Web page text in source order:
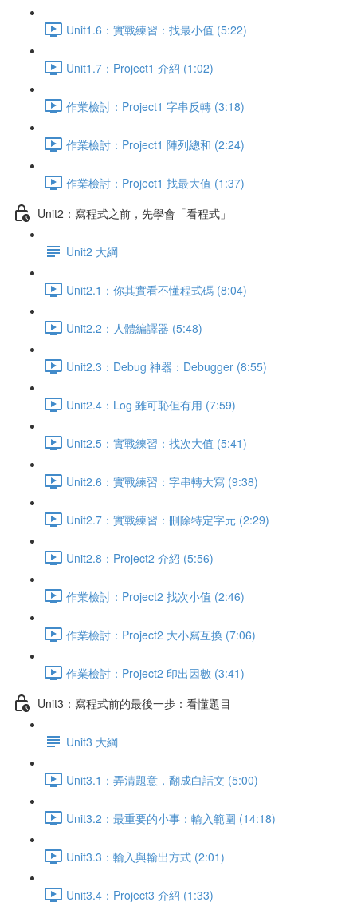
Unit1.6：實戰練習：找最小值 (5:22)
Unit1.7：Project1 介紹 (1:02)
作業檢討：Project1 字串反轉 (3:18)
作業檢討：Project1 陣列總和 (2:24)
作業檢討：Project1 找最大值 (1:37)
Unit2：寫程式之前，先學會「看程式」
Unit2 大綱
Unit2.1：你其實看不懂程式碼 (8:04)
Unit2.2：人體編譯器 (5:48)
Unit2.3：Debug 神器：Debugger (8:55)
Unit2.4：Log 雖可恥但有用 (7:59)
Unit2.5：實戰練習：找次大值 (5:41)
Unit2.6：實戰練習：字串轉大寫 (9:38)
Unit2.7：實戰練習：刪除特定字元 (2:29)
Unit2.8：Project2 介紹 (5:56)
作業檢討：Project2 找次小值 (2:46)
作業檢討：Project2 大小寫互換 (7:06)
作業檢討：Project2 印出因數 (3:41)
Unit3：寫程式前的最後一步：看懂題目
Unit3 大綱
Unit3.1：弄清題意，翻成白話文 (5:00)
Unit3.2：最重要的小事：輸入範圍 (14:18)
Unit3.3：輸入與輸出方式 (2:01)
Unit3.4：Project3 介紹 (1:33)